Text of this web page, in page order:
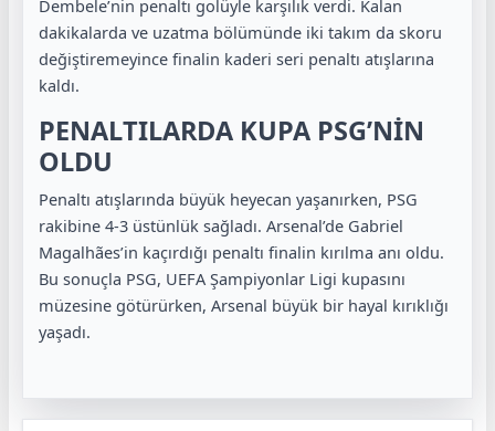
Dembele’nin penaltı golüyle karşılık verdi. Kalan
dakikalarda ve uzatma bölümünde iki takım da skoru
değiştiremeyince finalin kaderi seri penaltı atışlarına
kaldı.
PENALTILARDA KUPA PSG’NİN
OLDU
Penaltı atışlarında büyük heyecan yaşanırken, PSG
rakibine 4-3 üstünlük sağladı. Arsenal’de Gabriel
Magalhães’in kaçırdığı penaltı finalin kırılma anı oldu.
Bu sonuçla PSG, UEFA Şampiyonlar Ligi kupasını
müzesine götürürken, Arsenal büyük bir hayal kırıklığı
yaşadı.